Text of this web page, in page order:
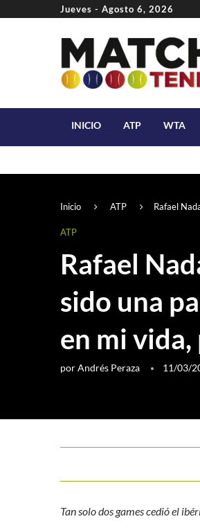
Jueves - Agosto 6, 2026
INICIO ATP WTA
Inicio ATP Rafael
ATP
Rafael
sido una
en mi
porAndrés Peraza 11/03/
Tan solo dos games cedió el